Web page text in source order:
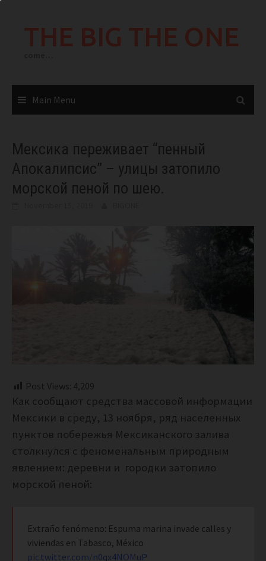
THE BIG THE ONE
Main Menu
Мексика переживает “пенный
Апокалипсис” – улицы затопило
морской пеной по шею.
Post Views: 4,209
Как сообщают средства массовой информации
Мексики в среду, 13 ноября, ряд населенных
пунктов побережья Мексиканского залива
столкнулся с феноменальным природным
явлением: деревни и городки затопило
морской пеной:
Extraño fenómeno: Espuma marina invade calles y
viviendas en Tabasco, México
pic.twitter.com/n0qx4NOMuP